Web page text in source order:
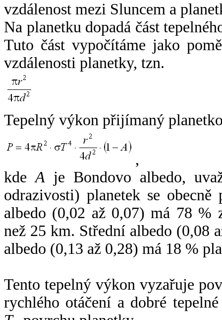
vzdálenost mezi Sluncem a
Na planetku dopadá část
Tuto část vypočítáme jako
vzdálenosti planetky, tzn.
Tepelný výkon přijímaný
,
kdeA je Bondovo albedo,
odrazivosti) planetek se
albedo (0,02 až 0,07) má 78 %
než 25 km. Střední albedo (0,08
albedo (0,13 až 0,28) má 18 %
Tento tepelný výkon vyzařuje
rychlého otáčení a dobré